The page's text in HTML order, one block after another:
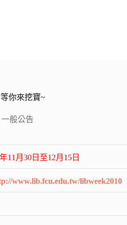
你來挖寶~
一般公告
11月30日至12月15日
www.lib.fcu.edu.tw/libweek2010